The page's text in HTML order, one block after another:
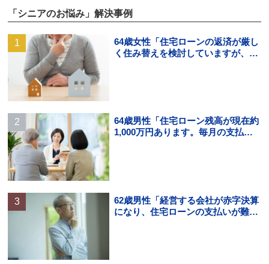
「シニアのお悩み」解決事例
64歳女性「住宅ローンの返済が厳し
く住み替えを検討していますが、頭
64歳男性「住宅ローン残高が現在約
1,000万円あります。毎月の支払い
62歳男性「経営する会社が赤字決算
になり、住宅ローンの支払いが難し